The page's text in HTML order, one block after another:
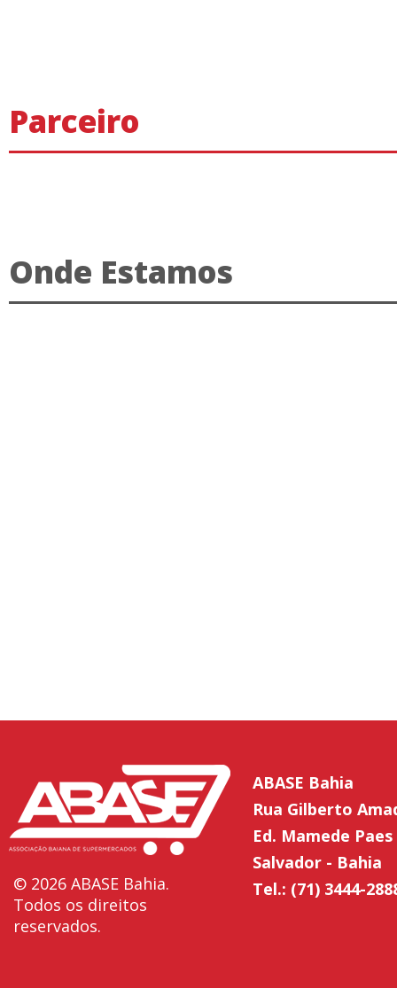
Parceiro
Onde Estamos
© 2026 ABASE Bahia.
Todos os direitos
reservados.
ABASE Bahia
Rua Gilberto
Ed. Mamede
Salvador - Bahia
Tel.: (71) 3444-